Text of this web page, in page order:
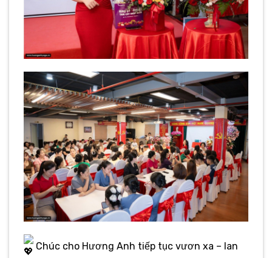
Chúc cho Hương Anh tiếp tục vươn xa – lan